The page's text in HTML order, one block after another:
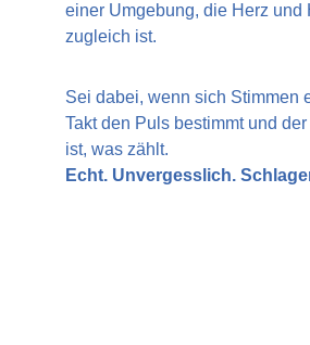
einer Umgebung, die Herz und
zugleich ist.
Sei dabei, wenn sich Stimmen
Takt den Puls bestimmt und
ist, was zählt.
Echt. Unvergesslich.